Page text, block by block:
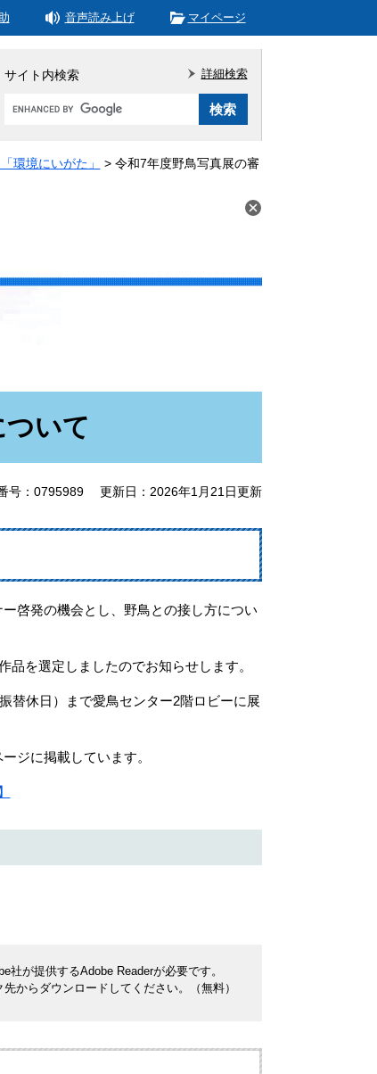
音声読み上げ マイページ
サイト内検索
Google
タ
ム
詳細検索
環境にいがた」 > 令和7年度野鳥写真展の審
いて
号：0795989 更新日：2026年1月21日更新
啓発の機会とし、野鳥との接し方につい
を選定しましたのでお知らせします。
替休日）まで愛鳥センター2階ロビーに展
ジに掲載しています。
が提供するAdobe Readerが必要です。
からダウンロードしてください。（無料）